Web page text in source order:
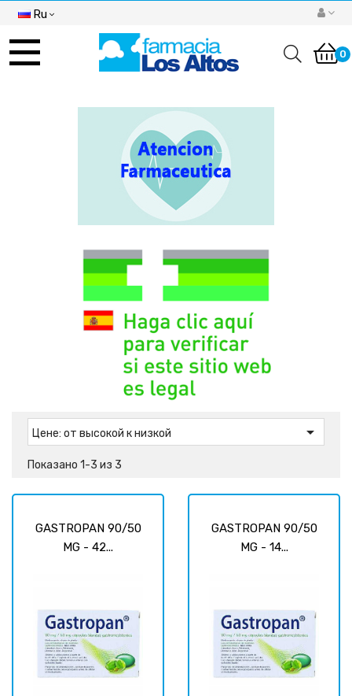
Ru
Toggle
navigation 0
Цене: от высокой к низкой 
Показано 1-3 из 3
GASTROPAN 90/50
MG - 42...
GASTROPAN 90/50
MG - 14...